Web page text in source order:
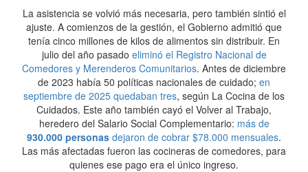
La asistencia se volvió más necesaria, pero también sintió el
ajuste. A comienzos de la gestión, el Gobierno admitió que
tenía cinco millones de kilos de alimentos sin distribuir. En
julio del año pasado eliminó el Registro Nacional de
Comedores y Merenderos Comunitarios. Antes de diciembre
de 2023 había 50 políticas nacionales de cuidado; en
septiembre de 2025 quedaban tres, según La Cocina de los
Cuidados. Este año también cayó el Volver al Trabajo,
heredero del Salario Social Complementario: más de
930.000 personas dejaron de cobrar $78.000 mensuales.
Las más afectadas fueron las cocineras de comedores, para
quienes ese pago era el único ingreso.